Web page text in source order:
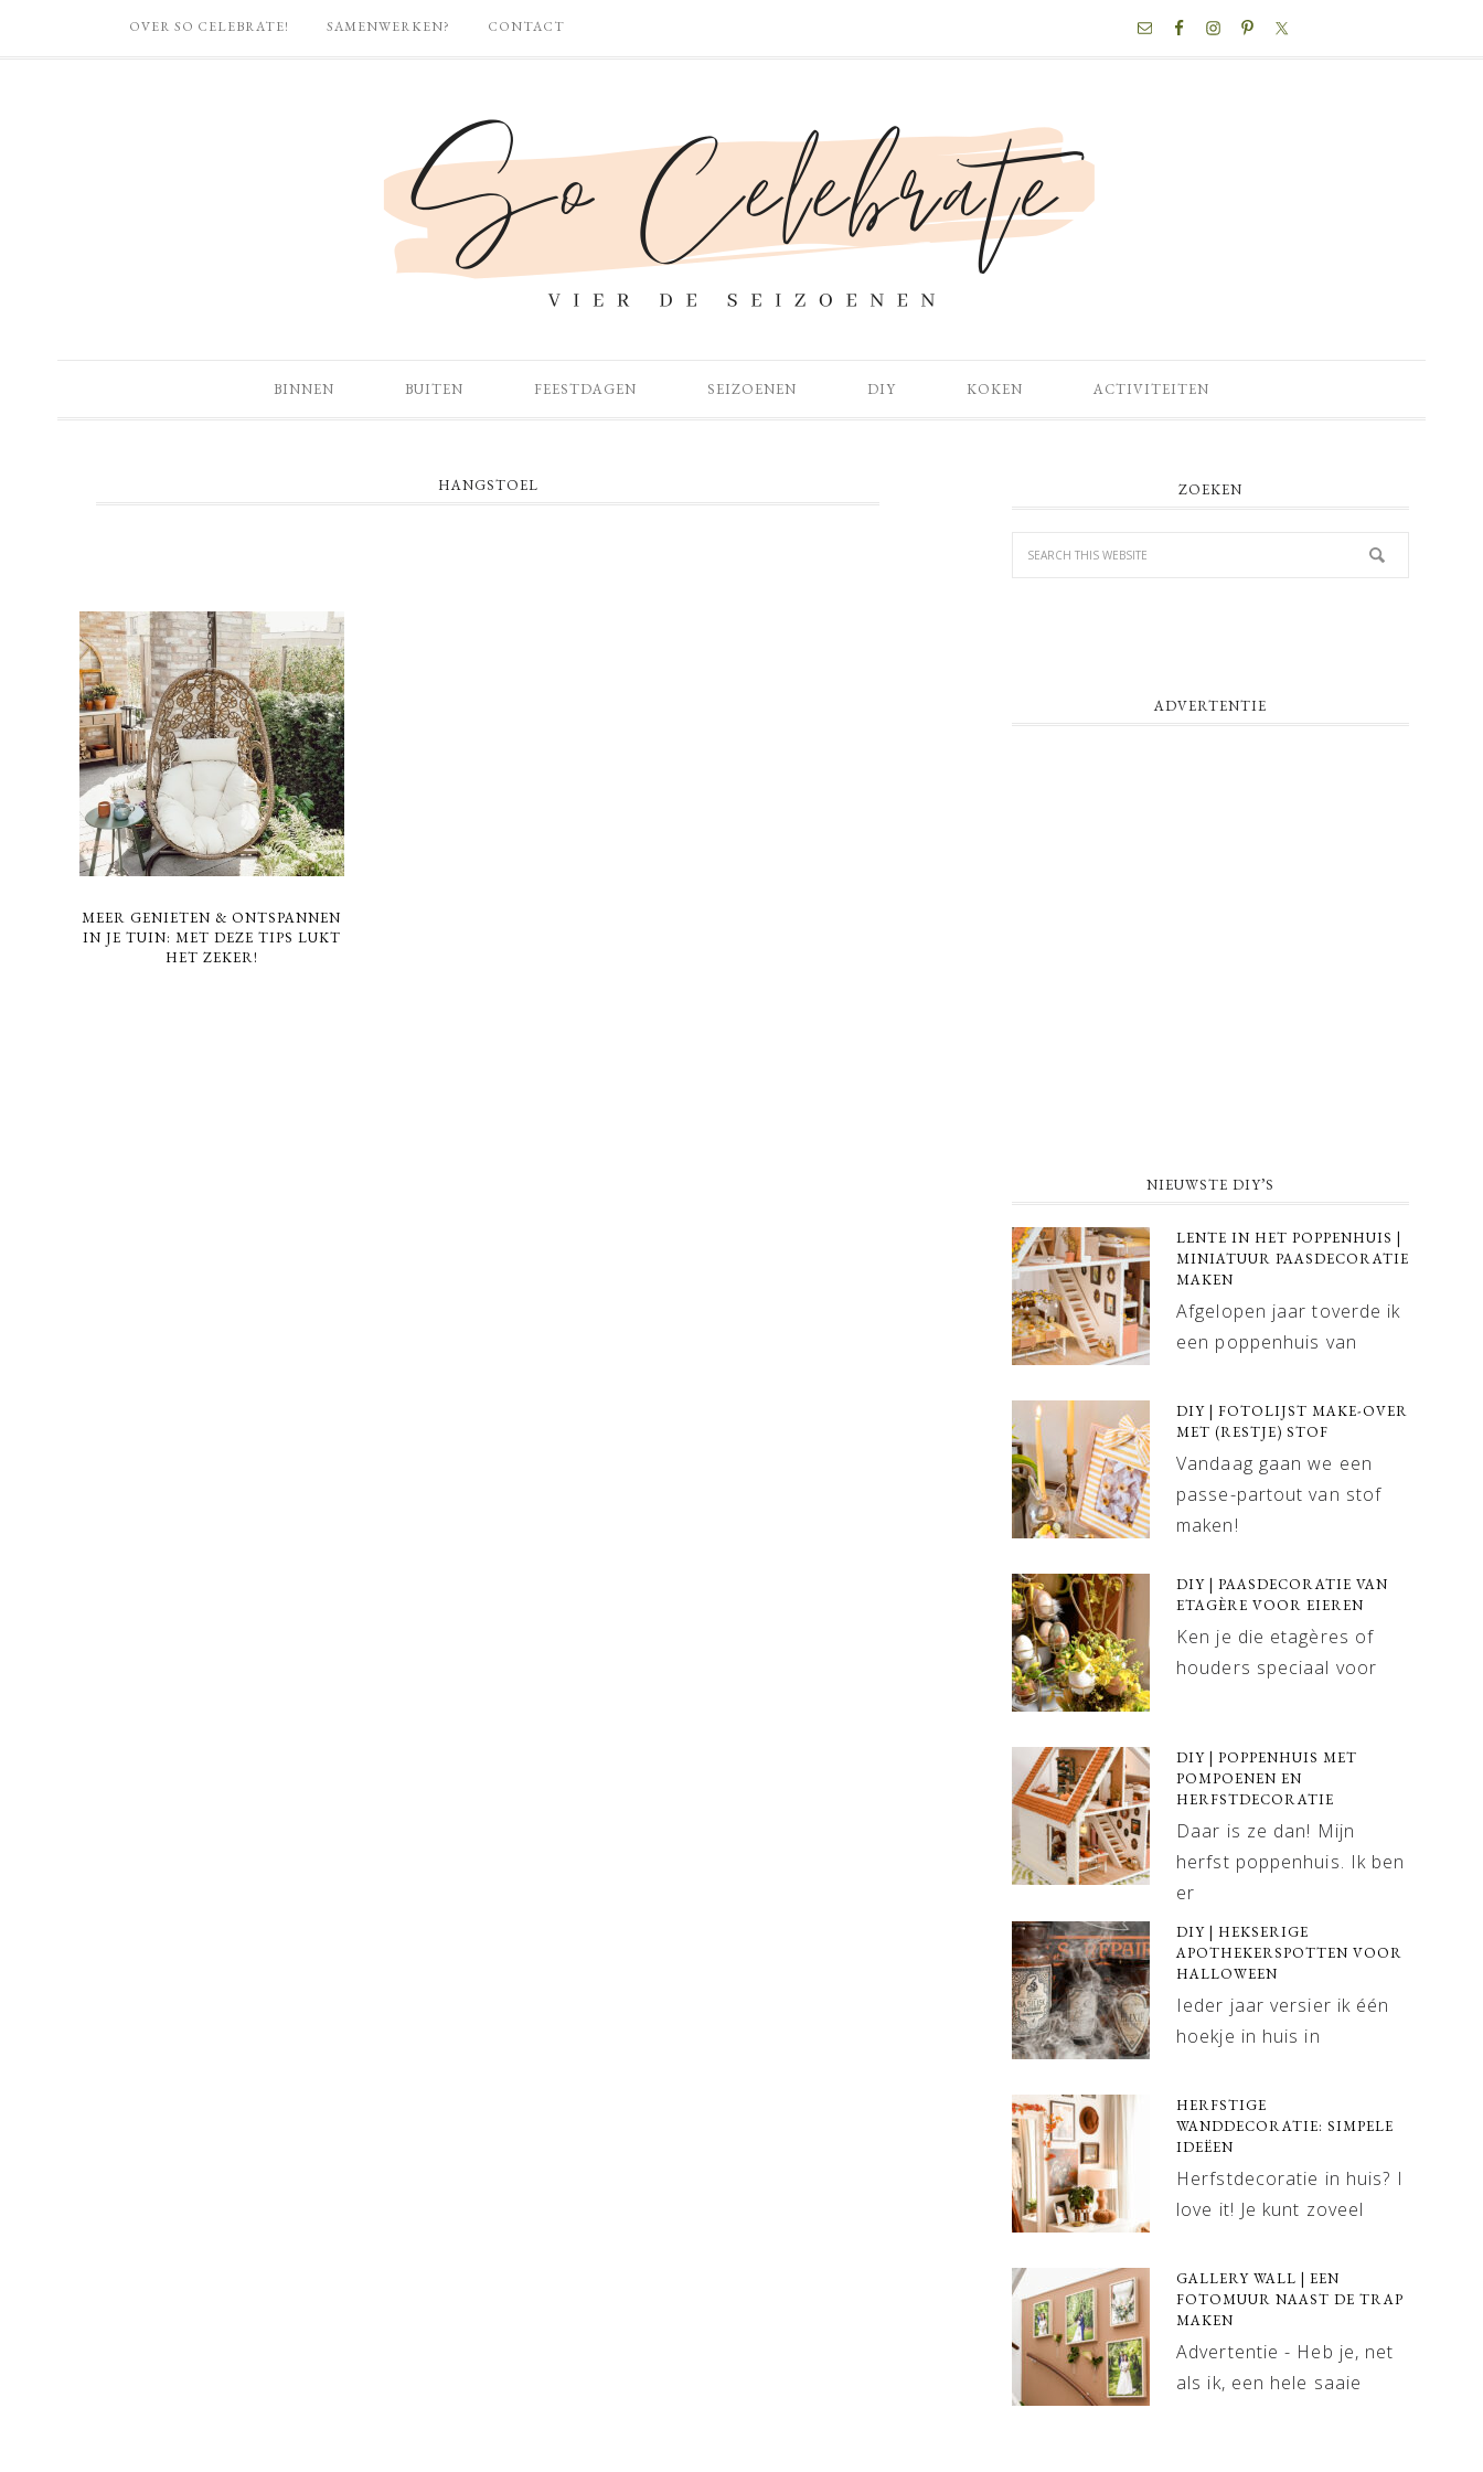
OVER SO CELEBRATE! SAMENWERKEN? CONTACT
BINNEN BUITEN FEESTDAGEN SEIZOENEN DIY KOKEN ACTIVITEITEN
HANGSTOEL
MEER GENIETEN & ONTSPANNEN
IN JE TUIN: MET DEZE TIPS LUKT
HET ZEKER!
ZOEKEN
ADVERTENTIE
NIEUWSTE DIY’S
LENTE IN HET POPPENHUIS |
MINIATUUR PAASDECORATIE
MAKEN
Afgelopen jaar toverde ik
een poppenhuis van
DIY | FOTOLIJST MAKE-OVER
MET (RESTJE) STOF
Vandaag gaan we een
passe-partout van stof
maken!
DIY | PAASDECORATIE VAN
ETAGÈRE VOOR EIEREN
Ken je die etagères of
houders speciaal voor
DIY | POPPENHUIS MET
POMPOENEN EN
HERFSTDECORATIE
Daar is ze dan! Mijn
herfst poppenhuis. Ik ben
er
DIY | HEKSERIGE
APOTHEKERSPOTTEN VOOR
HALLOWEEN
Ieder jaar versier ik één
hoekje in huis in
HERFSTIGE
WANDDECORATIE: SIMPELE
IDEËEN
Herfstdecoratie in huis? I
love it! Je kunt zoveel
GALLERY WALL | EEN
FOTOMUUR NAAST DE TRAP
MAKEN
Advertentie - Heb je, net
als ik, een hele saaie